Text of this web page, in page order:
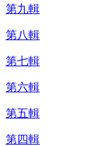
第九輯
第八輯
第七輯
第六輯
第五輯
第四輯